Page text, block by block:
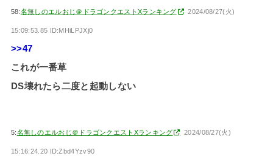
58:名無しのエルおじ＠ドラゴンクエストXランキング 2024/08/27(火)
15:09:53.85 ID:MHiLPJXj0
>>47
これが一番草
DS壊れたら二度と起動しない
5:名無しのエルおじ＠ドラゴンクエストXランキング 2024/08/27(火)
15:16:24.20 ID:Zbd4Yzv90